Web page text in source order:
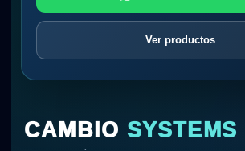
Ver productos
CAMBIO SYSTEMS